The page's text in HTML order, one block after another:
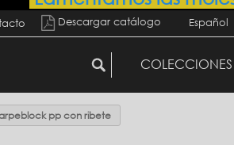
Español
Descargar catálogo
COLECCIONES
pp con ribete